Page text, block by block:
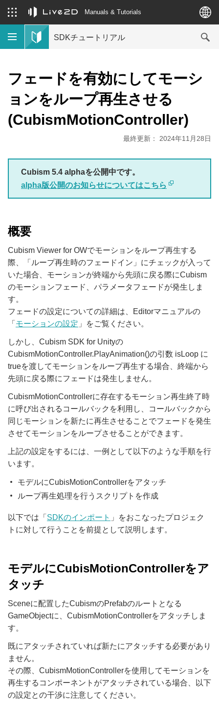
Manuals & Tutorials
SDKチュートリアル
フェードを有効にしてモーシ
ョンをループ再生させる
(CubismMotionController)
最終更新： 2024年11月28日
Cubism 5.4 alphaを公開中です。
alpha版公開のお知らせについてはこちら
概要
Cubism Viewer for OWでモーションをループ再生する
際、「ループ再生時のフェードイン」にチェックが入って
いた場合、モーションが終端から先頭に戻る際にCubism
のモーションフェード、パラメータフェードが発生しま
す。
フェードの設定についての詳細は、Editorマニュアルの
「 モーションの設定 」をご覧ください。
しかし、Cubism SDK for Unityの
CubismMotionController.PlayAnimation()の引数 isLoop に
trueを渡してモーションをループ再生する場合、終端から
先頭に戻る際にフェードは発生しません。
CubismMotionControllerに存在するモーション再生終了時
に呼び出されるコールバックを利用し、コールバックから
同じモーションを新たに再生させることでフェードを発生
させてモーションをループさせることができます。
上記の設定をするには、一例として以下のような手順を行
います。
モデルにCubisMotionControllerをアタッチ
ループ再生処理を行うスクリプトを作成
以下では「 SDKのインポート 」をおこなったプロジェク
トに対して行うことを前提として説明します。
モデルにCubisMotionControllerをア
タッチ
Sceneに配置したCubismのPrefabのルートとなる
GameObjectに、CubismMotionControllerをアタッチしま
す。
既にアタッチされていれば新たにアタッチする必要があり
ません。
その際、CubismMotionControllerを使用してモーションを
再生するコンポーネントがアタッチされている場合、以下
の設定との干渉に注意してください。